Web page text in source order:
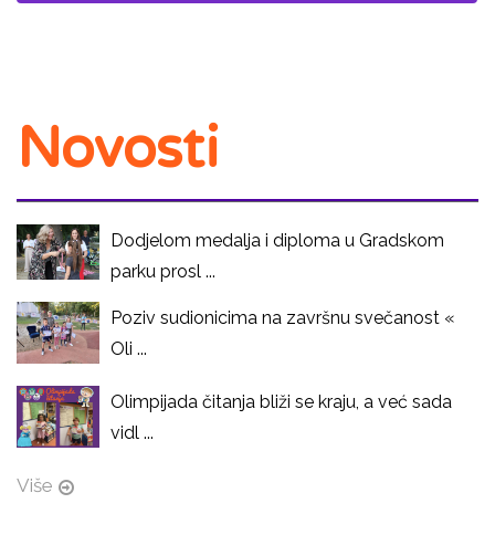
Novosti
Dodjelom medalja i diploma u Gradskom
parku prosl ...
Poziv sudionicima na završnu svečanost «
Oli ...
Olimpijada čitanja bliži se kraju, a već sada
vidl ...
Više